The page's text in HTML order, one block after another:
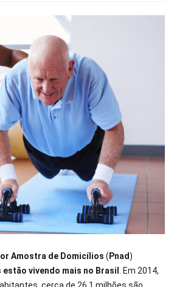
Amostra de Domicílios (Pnad)
estão vivendo mais no Brasil . Em 2014,
cerca de 26.1 milhões são